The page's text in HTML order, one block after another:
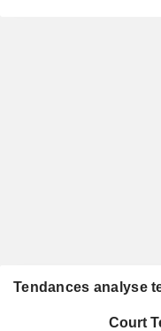
Tendances analyse
Court